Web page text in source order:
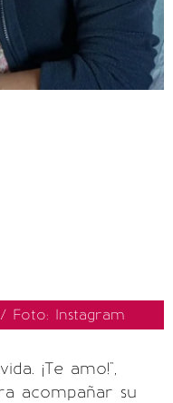
Foto: Instagram
¡Te amo!",
acompañar su